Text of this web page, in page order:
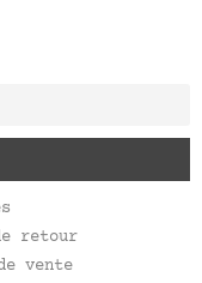
retour
vente